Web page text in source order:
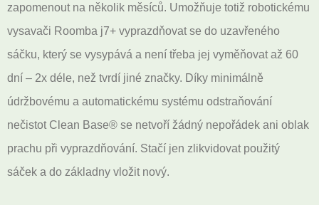
zapomenout na několik měsíců. Umožňuje totiž robotickému
vysavači Roomba j7+ vyprazdňovat se do uzavřeného
sáčku, který se vysypává a není třeba jej vyměňovat až 60
dní – 2x déle, než tvrdí jiné značky. Díky minimálně
údržbovému a automatickému systému odstraňování
nečistot Clean Base® se netvoří žádný nepořádek ani oblak
prachu při vyprazdňování. Stačí jen zlikvidovat použitý
sáček a do základny vložit nový.